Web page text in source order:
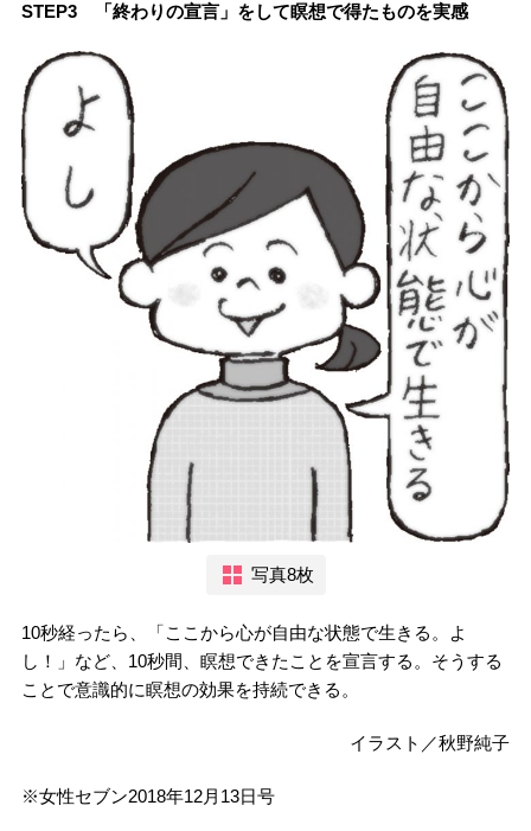
STEP3 「終わりの宣言」をして瞑想で得たものを実感
写真8枚
10秒経ったら、「ここから心が自由な状態で生きる。よ
し！」など、10秒間、瞑想できたことを宣言する。そうする
ことで意識的に瞑想の効果を持続できる。
イラスト／秋野純子
※女性セブン2018年12月13日号